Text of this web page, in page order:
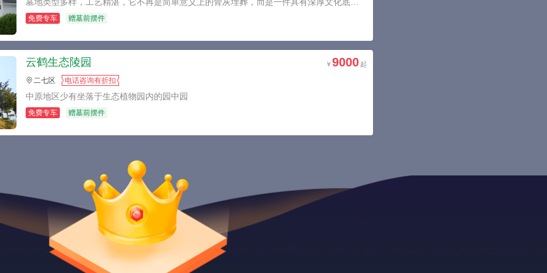
免费专车 赠墓前摆件
云鹤生态陵园 9000
二七区 电话咨询有折扣
中原地区少有坐落于生态植物园内的园中园
免费专车 赠墓前摆件